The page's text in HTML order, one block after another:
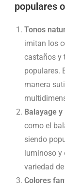
populares
Tonos
imitan los
castaños y
populares.
manera
Balayage
como el
siendo
luminoso y
variedad
Colores